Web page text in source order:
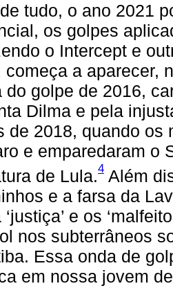
tudo, o ano 2021
os golpes
o Intercept e
começa a aparecer,
do golpe de 2016,
Dilma e pela
de 2018, quando os
e emparedaram o
de Lula.4 Além
e a farsa da
e os
nos subterrâneos
Essa onda de
em nossa jovem